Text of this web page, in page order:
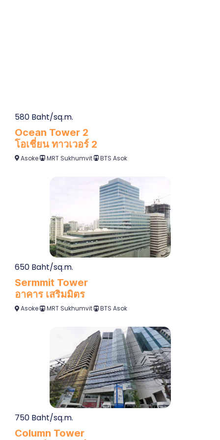
580 Baht/sq.m.
Ocean Tower 2
โอเชี่ยน ทาวเวอร์ 2
Asoke MRT Sukhumvit BTS Asok
650 Baht/sq.m.
Sermmit Tower
อาคาร เสริมมิตร
Asoke MRT Sukhumvit BTS Asok
750 Baht/sq.m.
Column Tower